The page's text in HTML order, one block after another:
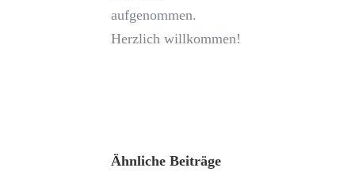
aufgenommen.
Herzlich willkommen!
Ähnliche Beiträge